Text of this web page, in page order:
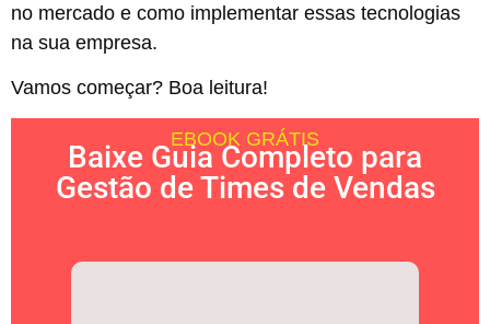
no mercado e como implementar essas tecnologias
na sua empresa.
Vamos começar? Boa leitura!
EBOOK GRÁTIS
Baixe Guia Completo para
Gestão de Times de Vendas